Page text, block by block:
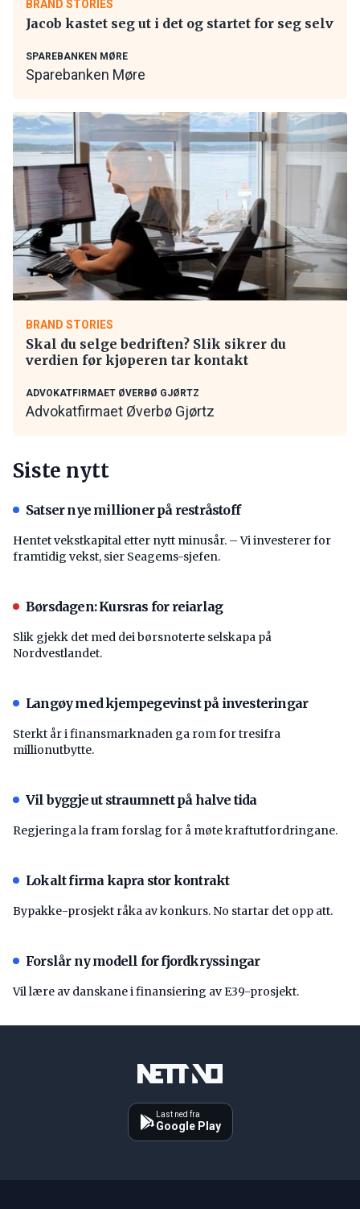
BRAND STORIES
Jacob kastet seg ut i det og startet for seg selv
SPAREBANKEN MØRE
Sparebanken Møre
BRAND STORIES
Skal du selge bedriften? Slik sikrer du
verdien før kjøperen tar kontakt
ADVOKATFIRMAET ØVERBØ GJØRTZ
Advokatfirmaet Øverbø Gjørtz
Siste nytt
Satser nye millioner på restråstoff
Hentet vekstkapital etter nytt minusår. – Vi investerer for
framtidig vekst, sier Seagems-sjefen.
Børsdagen: Kursras for reiarlag
Slik gjekk det med dei børsnoterte selskapa på
Nordvestlandet.
Langøy med kjempegevinst på investeringar
Sterkt år i finansmarknaden ga rom for tresifra
millionutbytte.
Vil byggje ut straumnett på halve tida
Regjeringa la fram forslag for å møte kraftutfordringane.
Lokalt firma kapra stor kontrakt
Bypakke-prosjekt råka av konkurs. No startar det opp att.
Forslår ny modell for fjordkryssingar
Vil lære av danskane i finansiering av E39-prosjekt.
Last ned fra
Google Play